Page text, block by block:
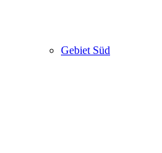
Gebiet Süd